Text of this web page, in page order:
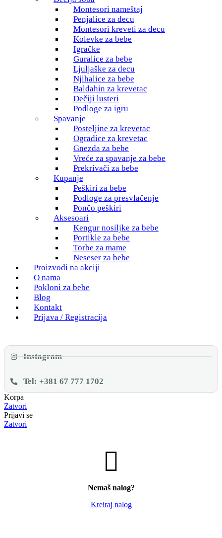
Montesori nameštaj
Penjalice za decu
Montesori kreveti za decu
Kolevke za bebe
Igračke
Guralice za bebe
Ljuljaške za decu
Njihalice za bebe
Baldahin za krevetac
Dečiji lusteri
Podloge za igru
Spavanje
Posteljine za krevetac
Ogradice za krevetac
Gnezda za bebe
Vreće za spavanje za bebe
Prekrivači za bebe
Kupanje
Peškiri za bebe
Podloge za presvlačenje
Pončo peškiri
Aksesoari
Kengur nosiljke za bebe
Portikle za bebe
Torbe za mame
Neseser za bebe
Proizvodi na akciji
O nama
Pokloni za bebe
Blog
Kontakt
Prijava / Registracija
Instagram
Tel: +381 67 777 1702
Korpa
Zatvori
Prijavi se
Zatvori
Nemaš nalog?
Kreiraj nalog